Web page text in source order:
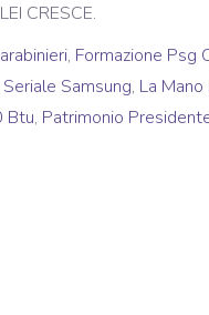
, Formazione Psg
Samsung, La
Btu, Patrimonio